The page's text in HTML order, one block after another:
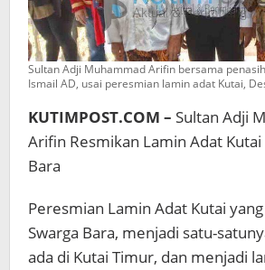
Sultan Adji Muhammad Arifin bersama
Ismail AD, usai peresmian lamin adat Kutai,
KUTIMPOST.COM – Sultan Adji
Arifin Resmikan Lamin Adat Kutai
Bara
Peresmian Lamin Adat Kutai
Swarga Bara, menjadi satu-
ada di Kutai Timur, dan menjadi